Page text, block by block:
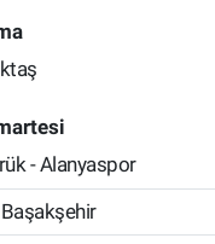
- Alanyaspor